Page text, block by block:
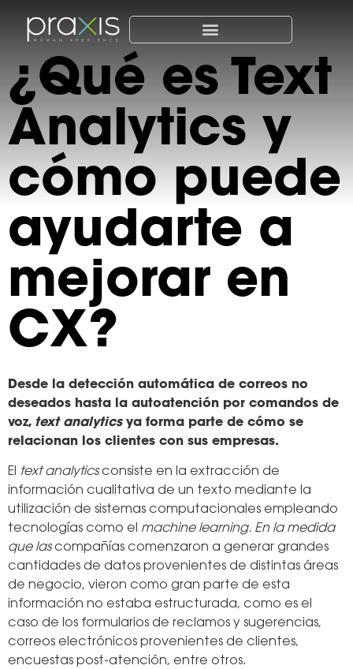
¿Qué es Text
Analytics y
cómo puede
ayudarte a
mejorar en
CX?
Desde la detección automática de correos no
deseados hasta la autoatención por comandos de
voz, text analyticsya forma parte de cómo se
relacionan los clientes con sus empresas.
El text analyticsconsiste en la extracción de
información cualitativa de un texto mediante la
utilización de sistemas computacionales empleando
tecnologías como el machine learning. En la medida
que lascompañías comenzaron a generar grandes
cantidades de datos provenientes de distintas áreas
de negocio, vieron como gran parte de esta
información no estaba estructurada, como es el
caso de los formularios de reclamos y sugerencias,
correos electrónicos provenientes de clientes,
encuestas post-atención, entre otros.